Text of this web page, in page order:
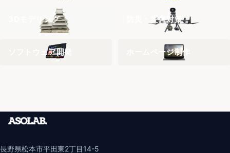
3Dモデリング 防災・災害対策
ソフトウェア開発 ホームページ制作
長野県松本市平田東2丁目14-5